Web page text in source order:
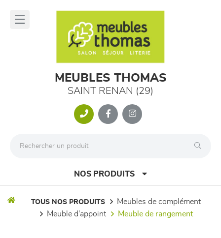
MEUBLES THOMAS
SAINT RENAN (29)
NOS PRODUITS
TOUS NOS PRODUITS
meubles de complément
meuble d'appoint
meuble de rangement